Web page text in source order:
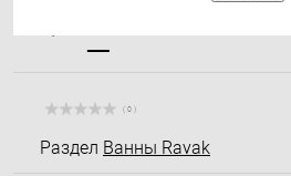
( 0 )
Раздел Ванны Ravak